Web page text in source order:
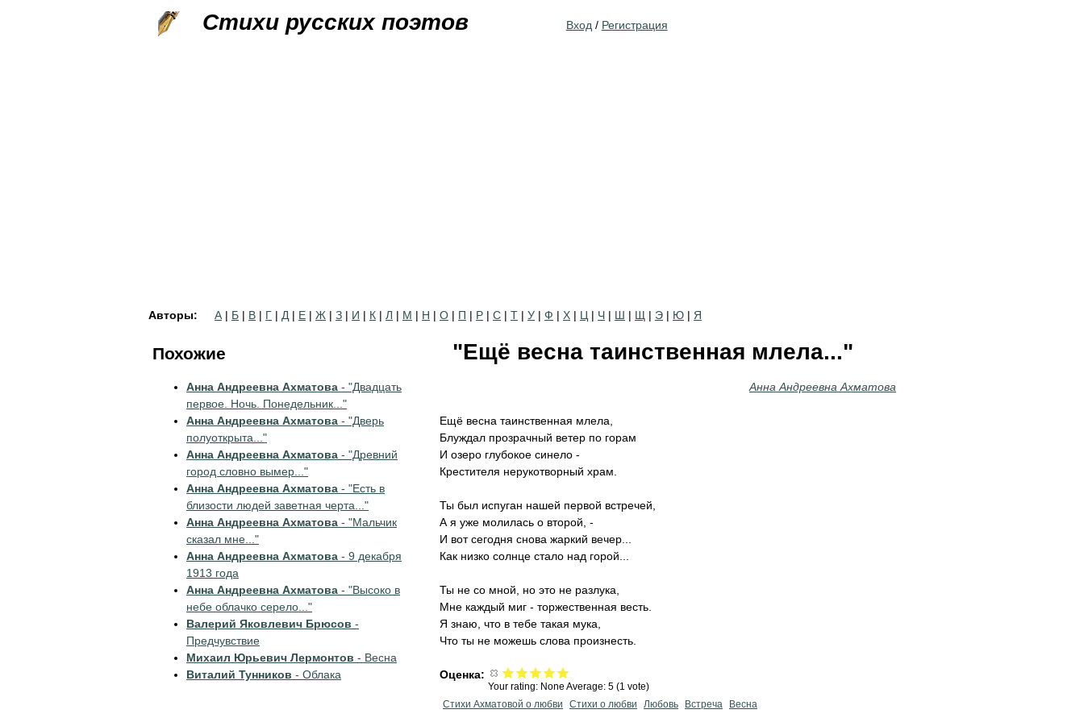
Стихи русских поэтов Вход / Регистрация
Авторы: А | Б | В | Г | Д | Е | Ж | З | И | К | Л | М | Н | О | П | Р | С | Т | У | Ф | Х | Ц | Ч | Ш | Щ | Э | Ю | Я
"Ещё весна таинственная млела..."
Анна Андреевна Ахматова
Ещё весна таинственная млела,
Блуждал прозрачный ветер по горам
И озеро глубокое синело -
Крестителя нерукотворный храм.
Ты был испуган нашей первой встречей,
А я уже молилась о второй, -
И вот сегодня снова жаркий вечер...
Как низко солнце стало над горой...
Ты не со мной, но это не разлука,
Мне каждый миг - торжественная весть.
Я знаю, что в тебе такая мука,
Что ты не можешь слова произнесть.
Оценка:
Your rating: None Average: 5 (1 vote)
Стихи Ахматовой о любви
Стихи о любви Любовь Встреча Весна
Похожие
Анна Андреевна Ахматова - "Двадцать
первое. Ночь. Понедельник..."
Анна Андреевна Ахматова - "Дверь
полуоткрыта..."
Анна Андреевна Ахматова - "Древний
город словно вымер..."
Анна Андреевна Ахматова - "Есть в
близости людей заветная черта..."
Анна Андреевна Ахматова - "Мальчик
сказал мне..."
Анна Андреевна Ахматова - 9 декабря
1913 года
Анна Андреевна Ахматова - "Высоко в
небе облачко серело..."
Валерий Яковлевич Брюсов -
Предчувствие
Михаил Юрьевич Лермонтов - Весна
Виталий Тунников - Облака